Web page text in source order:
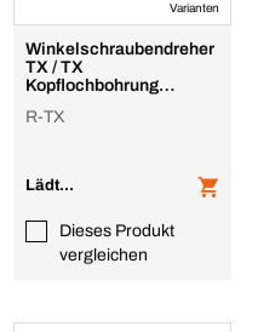
Varianten
Winkelschraubendreher
TX / TX
Kopflochbohrung
R-TX
Lädt...
Dieses Produkt
vergleichen